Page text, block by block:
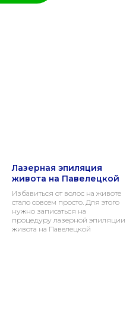
Лазерная эпиляция
живота на Павелецкой
Избавиться от волос на животе
стало совсем просто. Для этого
нужно записаться на
процедуру лазерной эпиляции
живота на Павелецкой